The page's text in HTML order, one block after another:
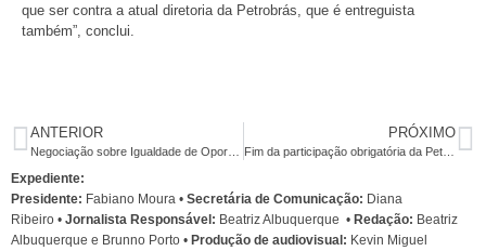
que ser contra a atual diretoria da Petrobrás, que é entreguista
também”, conclui.
ANTERIOR PRÓXIMO
Fim da participação obrigatória da Petrobras na exploração do pré-sal é aprovado no Senado
Expediente:
Presidente: Fabiano Moura • Secretária de Comunicação: Diana
Ribeiro • Jornalista Responsável: Beatriz Albuquerque • Redação: Beatriz
Albuquerque e Brunno Porto • Produção de audiovisual: Kevin Miguel